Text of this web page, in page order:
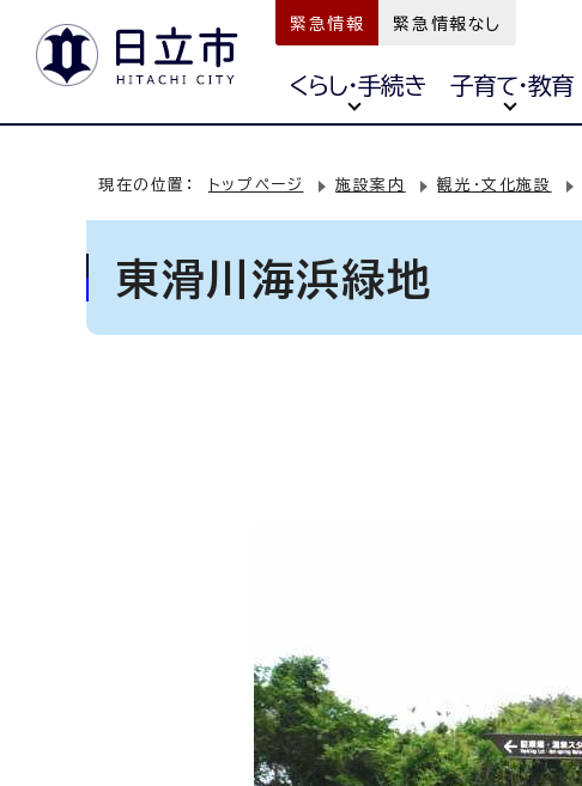
緊急情報 緊急情報なし
くらし・手続き 子育て・教育
現在の位置： トップページ 施設案内 観光・文化施設
東滑川海浜緑地